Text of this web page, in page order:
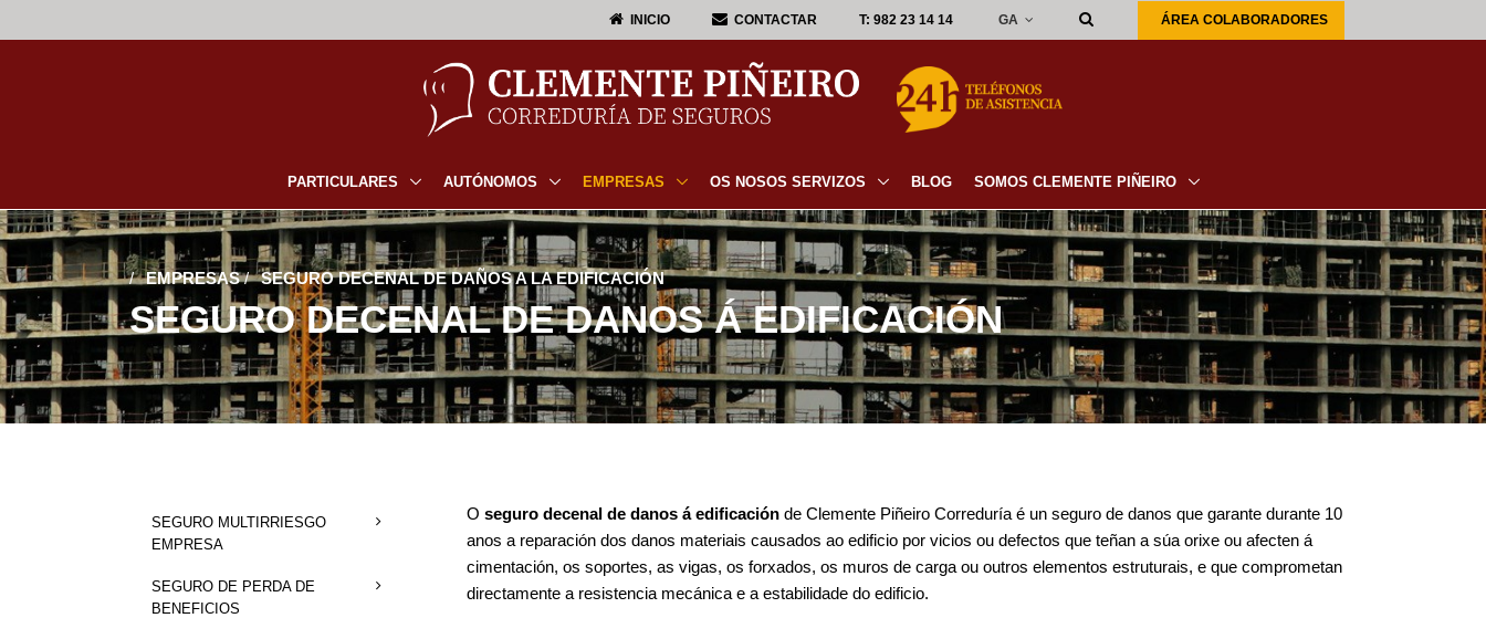
INICIO CONTACTAR T: 982 23 14 14 GA ÁREA COLABORADORES
PARTICULARES AUTÓNOMOS EMPRESAS OS NOSOS SERVIZOS BLOG SOMOS CLEMENTE PIÑEIRO
/ EMPRESAS / SEGURO DECENAL DE DAÑOS A LA EDIFICACIÓN
SEGURO DECENAL DE DANOS Á EDIFICACIÓN
SEGURO MULTIRRIESGO
EMPRESA
SEGURO DE PERDA DE
BENEFICIOS
O seguro decenal de danos á edificaciónde Clemente Piñeiro Correduría é un seguro de danos que garante durante 10
anos a reparación dos danos materiais causados ao edificio por vicios ou defectos que teñan a súa orixe ou afecten á
cimentación, os soportes, as vigas, os forxados, os muros de carga ou outros elementos estruturais, e que comprometan
directamente a resistencia mecánica e a estabilidade do edificio.